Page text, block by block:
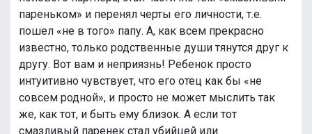
пареньком» и перенял черты его личности, т.е.
пошел «не в того» папу. А, как всем прекрасно
известно, только родственные души тянутся друг к
другу. Вот вам и неприязнь! Ребенок просто
интуитивно чувствует, что его отец как бы «не
совсем родной», и просто не может мыслить так
же, как тот, и быть ему близок. А если тот
смазливый паренек стал убийцей или